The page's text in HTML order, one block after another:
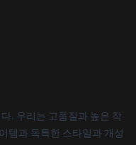
. 우리는 고품질과 높은 작
템과 독특한 스타일과 개성